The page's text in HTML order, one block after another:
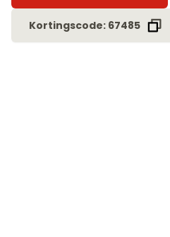
Kortingscode: 67485